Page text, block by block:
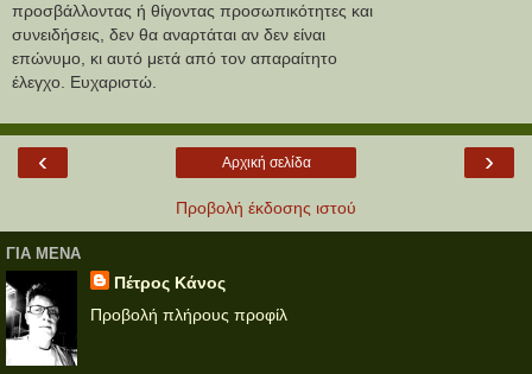
προσβάλλοντας ή θίγοντας προσωπικότητες και
συνειδήσεις, δεν θα αναρτάται αν δεν είναι
επώνυμο, κι αυτό μετά από τον απαραίτητο
έλεγχο. Ευχαριστώ.
‹ ›
Αρχική σελίδα
Προβολή έκδοσης ιστού
ΓΙΑ ΜΕΝΑ
Πέτρος Κάνος
Προβολή πλήρους προφίλ